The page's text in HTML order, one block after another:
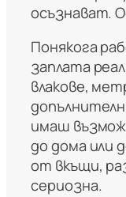
осъзнават.
Понякога
заплата
влакове,
имаш
до дома или
от вкъщи,
сериозна.